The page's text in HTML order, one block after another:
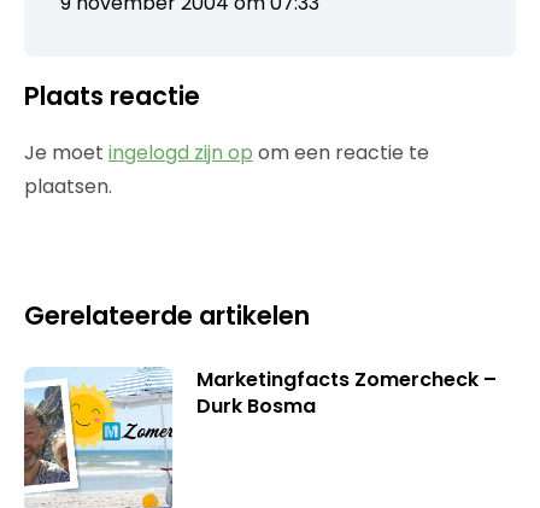
Plaats reactie
Je moet ingelogd zijn op om een reactie te
plaatsen.
Gerelateerde artikelen
Marketingfacts Zomercheck –
Durk Bosma